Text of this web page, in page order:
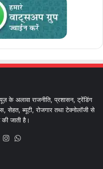
के अलावा राजनीति, प्रशासन, ट्रेंडिंग
ब्यूटी, रोजगार तथा टेक्नोलॉजी से
जाती है।
YouTubeInstagram